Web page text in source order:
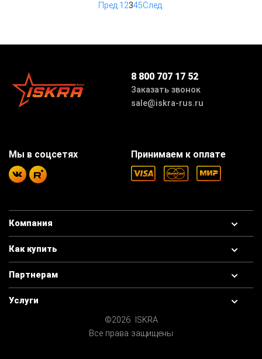
Пред.1 2345След.
8 800 707 17 52
Заказать звонок
sale@iskra-rus.ru
Компания
Как купить
Партнерам
Услуги
©2026 ISKRA
Все права защищены
Принимаем к оплате
Мы в соцсетях